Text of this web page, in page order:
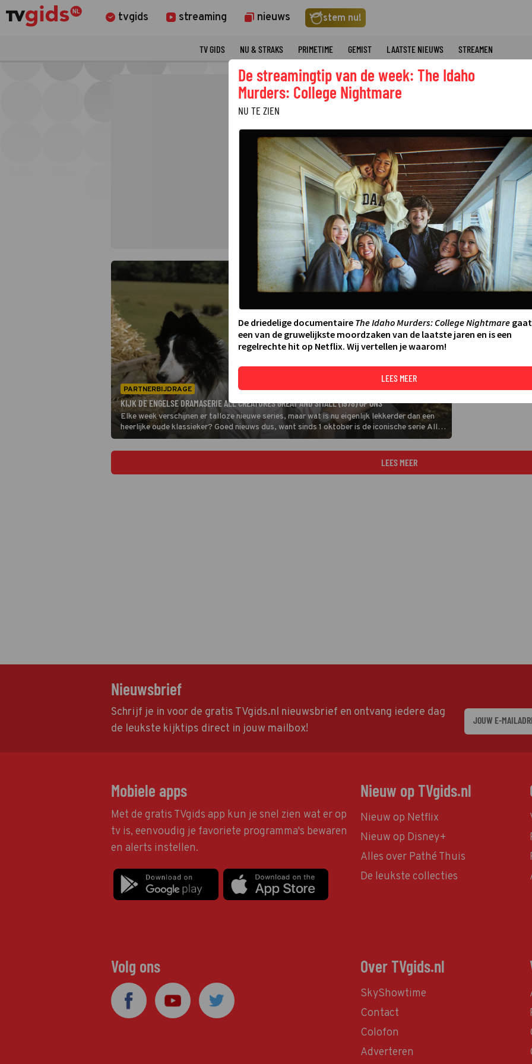
tvgids streaming nieuws stem nu!
TV GIDS NU & STRAKS PRIMETIME GEMIST LAATSTE NIEUWS STREAMEN
PARTNERBIJDRAGE
KIJK DE ENGELSE DRAMASERIE ALL CREATURES GREAT AND SMALL (1978) OP ONS
Elke week verschijnen er talloze nieuwe series, maar wat is nu eigenlijk lekkerder dan een
heerlijke oude klassieker? Goed nieuws dus, want sinds 1 oktober is de iconische serie All
Creatures Great and Small uit 1978 iedere dinsdag om 20:00 uur te zien bij ONS.
LEES MEER
Nieuwsbrief
Schrijf je in voor de gratis TVgids.nl nieuwsbrief en ontvang iedere dag
de leukste kijktips direct in jouw mailbox!
Mobiele apps
Met de gratis TVgids app kun je snel zien wat er op
tv is, eenvoudig je favoriete programma's bewaren
en alerts instellen.
Nieuw op TVgids.nl
Nieuw op Netflix
Nieuw op Disney+
Alles over Pathé Thuis
De leukste collecties
Volg ons Over TVgids.nl
SkyShowtime
Contact
Colofon
Adverteren
De streamingtip van de week: The Idaho
Murders: College Nightmare
NU TE ZIEN
De driedelige documentaire The Idaho Murders: College Nightmaregaat
een van de gruwelijkste moordzaken van de laatste jaren en is een
regelrechte hit op Netflix. Wij vertellen je waarom!
LEES MEER